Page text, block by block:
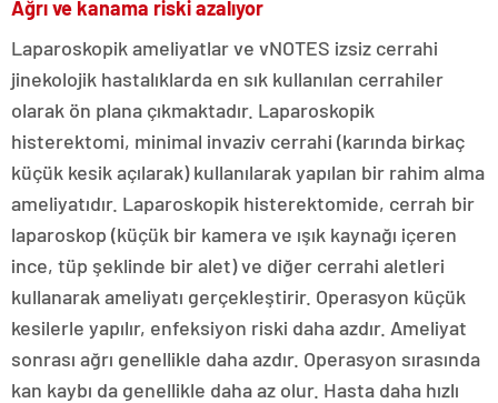
Ağrı ve kanama riski azalıyor
Laparoskopik ameliyatlar ve vNOTES izsiz cerrahi
jinekolojik hastalıklarda en sık kullanılan cerrahiler
olarak ön plana çıkmaktadır. Laparoskopik
histerektomi, minimal invaziv cerrahi (karında birkaç
küçük kesik açılarak) kullanılarak yapılan bir rahim alma
ameliyatıdır. Laparoskopik histerektomide, cerrah bir
laparoskop (küçük bir kamera ve ışık kaynağı içeren
ince, tüp şeklinde bir alet) ve diğer cerrahi aletleri
kullanarak ameliyatı gerçekleştirir. Operasyon küçük
kesilerle yapılır, enfeksiyon riski daha azdır. Ameliyat
sonrası ağrı genellikle daha azdır. Operasyon sırasında
kan kaybı da genellikle daha az olur. Hasta daha hızlı